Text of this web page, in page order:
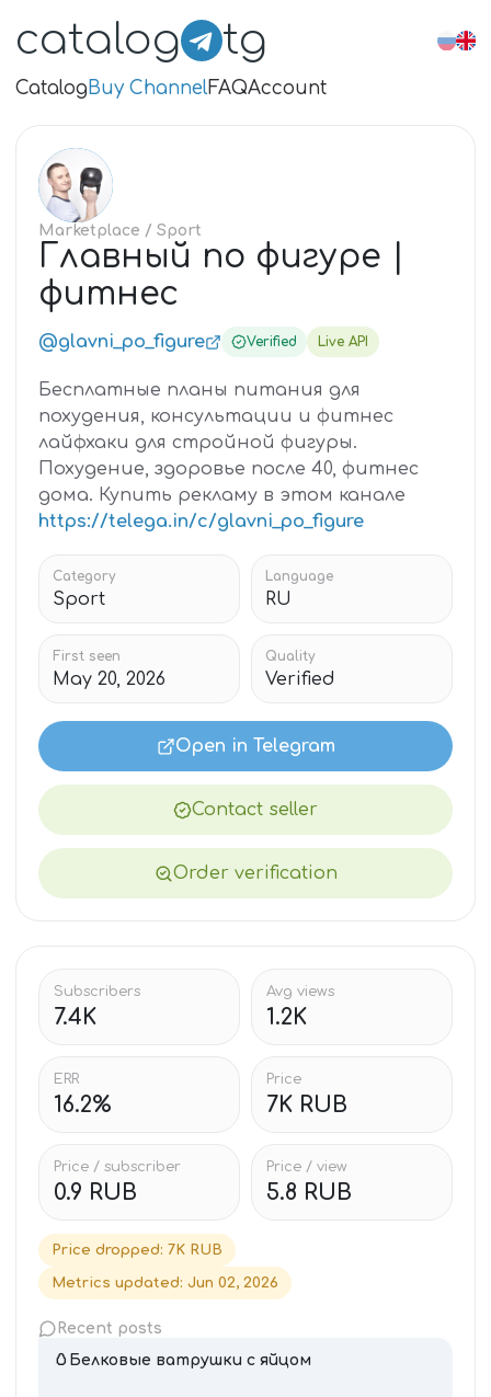
catalog tg
CatalogBuy ChannelFAQAccount
ГЛ
Marketplace / Sport
Главный по фигуре |
фитнес
@glavni_po_figure Verified Live API
Бесплатные планы питания для
похудения, консультации и фитнес
лайфхаки для стройной фигуры.
Похудение, здоровье после 40, фитнес
дома. Купить рекламу в этом канале
https://telega.in/c/glavni_po_figure
Category
Sport
Language
RU
First seen
May 20, 2026
Quality
Verified
Open in Telegram
Contact seller
Order verification
Subscribers
7.4K
Avg views
1.2K
ERR
16.2%
Price
7K RUB
Price / subscriber
0.9 RUB
Price / view
5.8 RUB
Price dropped: 7K RUB
Metrics updated: Jun 02, 2026
Recent posts
🥚Белковые ватрушки с яйцом